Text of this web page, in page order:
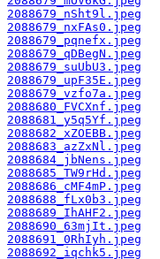
2088679_nSht9l.jpeg
2088679_nxFAs0.jpeg
2088679_pqnefx.jpeg
2088679_qDBegN.jpeg
2088679_suUbU3.jpeg
2088679_upF35E.jpeg
2088679_vzfo7a.jpeg
2088680_FVCXnf.jpeg
2088681_y5q5Yf.jpeg
2088682_xZOEBB.jpeg
2088683_azZxNl.jpeg
2088684_jbNens.jpeg
2088685_TW9rHd.jpeg
2088686_cMF4mP.jpeg
2088688_fLx0b3.jpeg
2088689_IhAHF2.jpeg
2088690_63mjIt.jpeg
2088691_0RhIyh.jpeg
2088692_iqchk5.jpeg